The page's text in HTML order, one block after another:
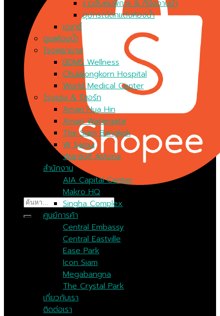
ค้นหา:
ราวจับคนพิการ & ที่นั่งอาบน้ำ
อุปกรณ์ตกแต่งห้องน้ำ
เดลานี่
ดูแลห้องน้ำ
โรงพยาบาล
BDMS Wellness
Chulalongkorn Hospital
World Medical Center
โรงแรม & รีสอร์ท
Amari Hua Hin
Amari Watergate
The Siam Bangkok
W Samui
Wardolf Astoria
สำนักงาน
AIA Capital Center
Makro HQ
Singha Complex
ศูนย์การค้า
Central Embassy
Central Eastville
Ease Park
Icon Siam
Megabangna
The Crystal Park
เกี่ยวกับเรา
ติดต่อเรา